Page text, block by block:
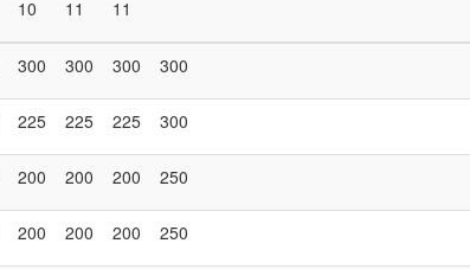
10 11 11
300 300 300 300
225 225 225 300
200 200 200 250
200 200 200 250